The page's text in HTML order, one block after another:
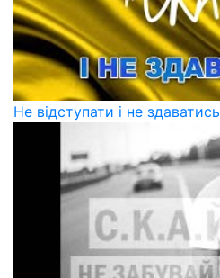
Не відступати і не здаватись